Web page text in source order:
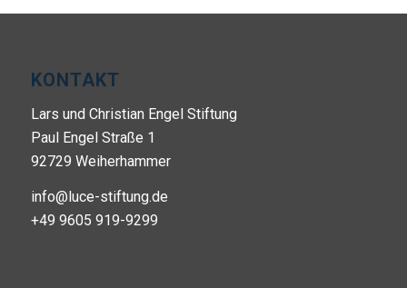
KONTAKT
Lars und Christian Engel Stiftung
Paul Engel Straße 1
92729 Weiherhammer
info@luce-stiftung.de
+49 9605 919-9299